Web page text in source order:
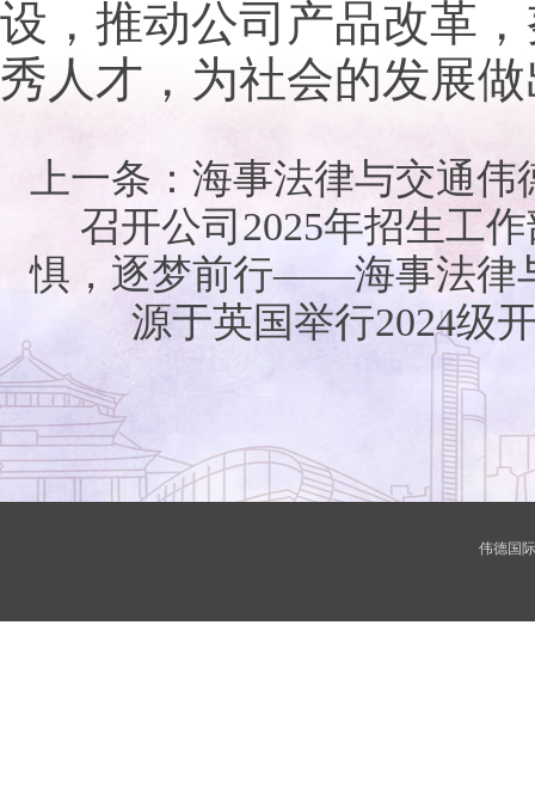
设，推动公司产品改革
秀人才，为社会的发展
上一条： 海事法律与交通​伟
召开公司2025年招生工
惧，逐梦前行——海事法律
源于英国举行2024级
伟德国